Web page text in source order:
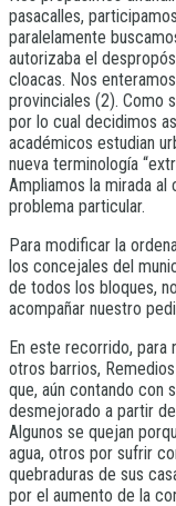
pasacalles,
paralelamente
autorizaba el
cloacas. Nos
provinciales (2). Como
por lo cual decidimos
académicos estudian
nueva terminología
Ampliamos la mirada
problema particular.
Para modificar la
los concejales del
de todos los bloques,
acompañar nuestro
En este recorrido,
otros barrios,
que, aún contando con
desmejorado a partir
Algunos se quejan
agua, otros por sufrir
quebraduras de sus
por el aumento de la